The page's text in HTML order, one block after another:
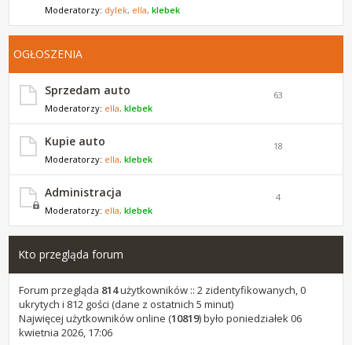
Moderatorzy: dylek, ella,klebek
OGŁOSZENIA
Sprzedam auto
Moderatorzy: ella,klebek
63
Kupie auto
Moderatorzy: ella,klebek
18
Administracja
Moderatorzy: ella,klebek
4
Kto przegląda forum
Forum przegląda 814użytkowników :: 2 zidentyfikowanych, 0
ukrytych i 812 gości (dane z ostatnich 5 minut)
Najwięcej użytkowników online (10819) było poniedziałek 06
kwietnia 2026, 17:06